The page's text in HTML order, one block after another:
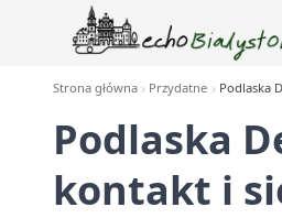
Strona główna Przydatne Podlaska
Podlaska
kontakt i